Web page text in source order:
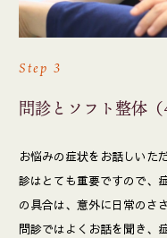
Step 3
問診とソフト整体（
お悩みの症状をお話しいた
診はとても重要ですので、
の具合は、意外に日常のさ
問診ではよくお話を聞き、